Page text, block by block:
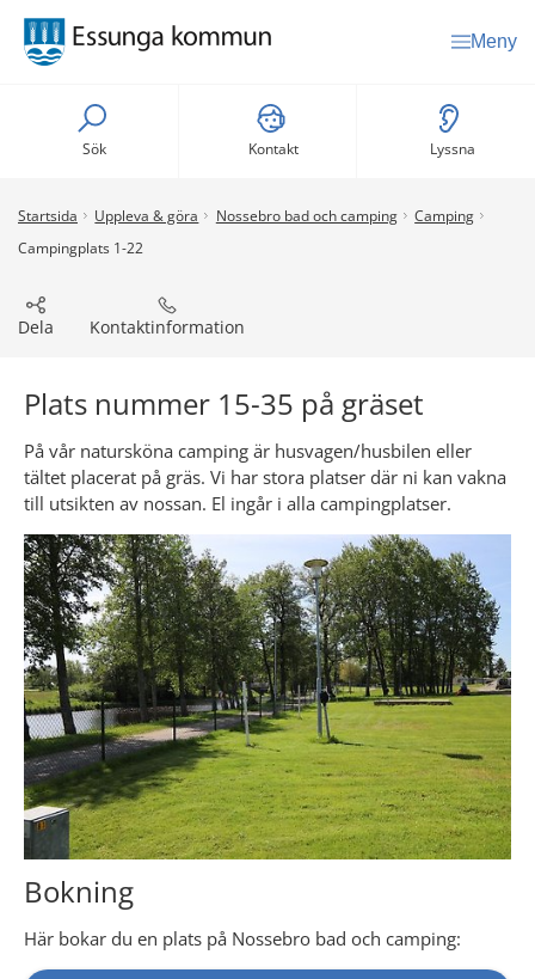
Meny
Sök Kontakt Lyssna
Startsida Uppleva & göra Nossebro bad och camping
Camping
Campingplats 1-22
Dela Kontaktinformation
Plats nummer 15-35 på gräset
På vår natursköna camping är husvagen/husbilen eller
tältet placerat på gräs. Vi har stora platser där ni kan vakna
till utsikten av nossan. El ingår i alla campingplatser.
Bokning
Här bokar du en plats på Nossebro bad och camping: